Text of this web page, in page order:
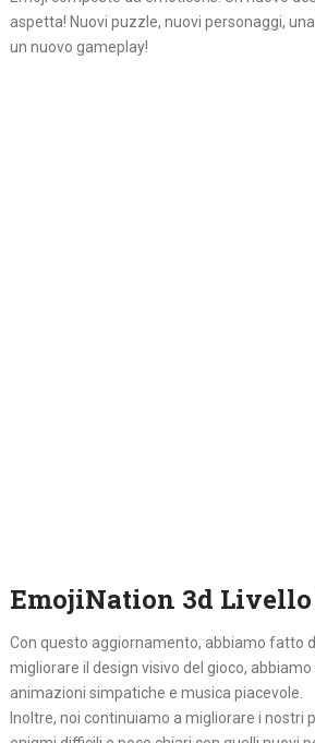
aspetta! Nuovi puzzle, nuovi personaggi,
un nuovo gameplay!
EmojiNation 3d Livello
Con questo aggiornamento, abbiamo fatto
migliorare il design visivo del gioco,
animazioni simpatiche e musica piacevole.
Inoltre, noi continuiamo a migliorare i nostri